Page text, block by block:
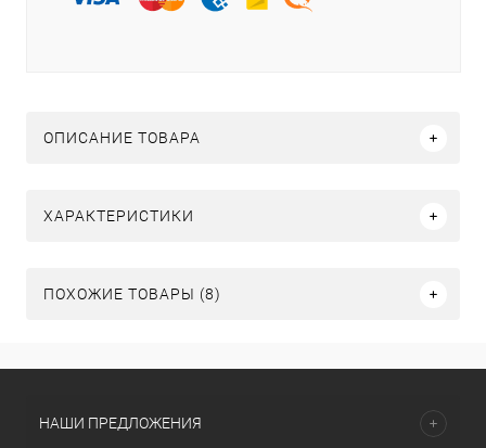
ОПИСАНИЕ ТОВАРА
ХАРАКТЕРИСТИКИ
ПОХОЖИЕ ТОВАРЫ (8)
НАШИ ПРЕДЛОЖЕНИЯ